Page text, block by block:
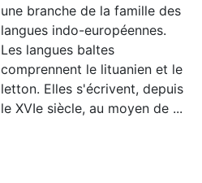
une branche de la famille des
langues indo-européennes.
Les langues baltes
comprennent le lituanien et le
letton. Elles s'écrivent, depuis
le XVIe siècle, au moyen de ...